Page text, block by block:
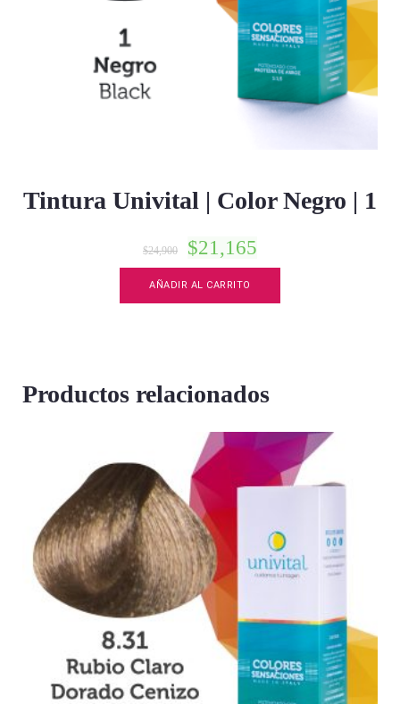
Tintura Univital | Color Negro | 1
$24,900 $21,165
AÑADIR AL CARRITO
Productos relacionados